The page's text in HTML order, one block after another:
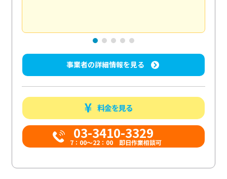
事業者の詳細情報を見る
料金を見る
03-3410-3329
7：00～22：00 即日作業相談可